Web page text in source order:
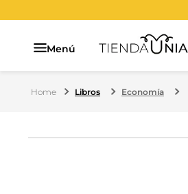
Menú
Libros Economía